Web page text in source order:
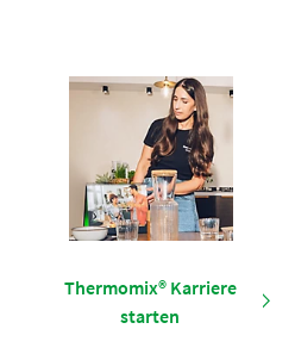
Thermomix® Karriere
starten